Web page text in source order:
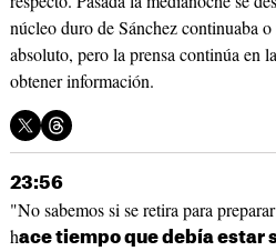
núcleo duro de Sánchez continuaba
absoluto, pero la prensa continúa en
obtener información.
23:56
"No sabemos si se retira para
hace tiempo que debía estar